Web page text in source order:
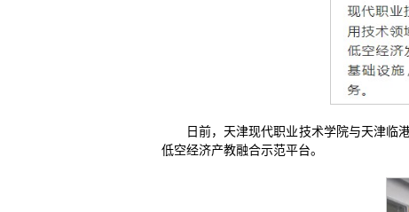
日前，天津现代职业技术学院与天津临
低空经济产教融合示范平台。